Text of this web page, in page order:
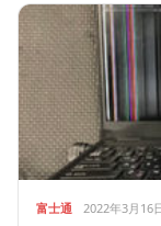
富士通 2022年3月16